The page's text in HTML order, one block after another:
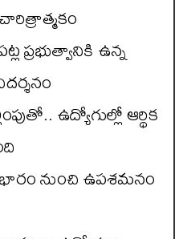
ప్ర‌భుత్వానికి ఉన్న‌
ఉద్యోగుల్లో ఆర్థిక
నుంచి ఉపశమనం